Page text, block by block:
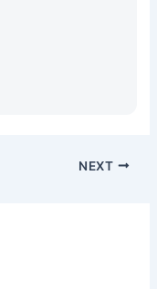
NEXT